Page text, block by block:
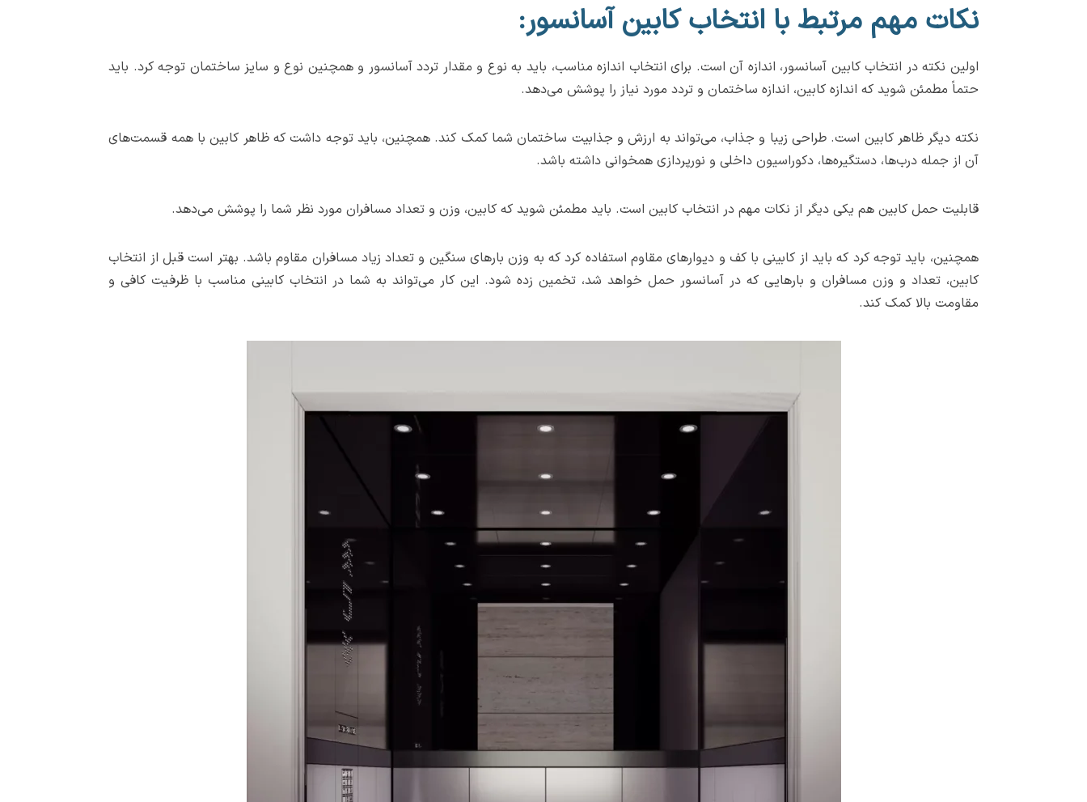
نکات مهم مرتبط با انتخاب کابین آسانسور:
اولین نکته در انتخاب کابین آسانسور، اندازه آن است. برای انتخاب اندازه مناسب، باید به نوع و مقدار تردد آسانسور و همچنین نوع و سایز ساختمان توجه کرد. باید
حتماً مطمئن شوید که اندازه کابین، اندازه ساختمان و تردد مورد نیاز را پوشش می‌دهد.
نکته دیگر ظاهر کابین است. طراحی زیبا و جذاب، می‌تواند به ارزش و جذابیت ساختمان شما کمک کند. همچنین، باید توجه داشت که ظاهر کابین با همه قسمت‌های
آن از جمله درب‌ها، دستگیره‌ها، دکوراسیون داخلی و نورپردازی همخوانی داشته باشد.
قابلیت حمل کابین هم یکی دیگر از نکات مهم در انتخاب کابین است. باید مطمئن شوید که کابین، وزن و تعداد مسافران مورد نظر شما را پوشش می‌دهد.
همچنین، باید توجه کرد که باید از کابینی با کف و دیوارهای مقاوم استفاده کرد که به وزن بارهای سنگین و تعداد زیاد مسافران مقاوم باشد. بهتر است قبل از انتخاب
کابین، تعداد و وزن مسافران و بارهایی که در آسانسور حمل خواهد شد، تخمین زده شود. این کار می‌تواند به شما در انتخاب کابینی مناسب با ظرفیت کافی و
مقاومت بالا کمک کند.